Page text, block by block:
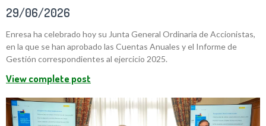
29/06/2026
Enresa ha celebrado hoy su Junta General Ordinaria de Accionistas,
en la que se han aprobado las Cuentas Anuales y el Informe de
Gestión correspondientes al ejercicio 2025.
View complete post